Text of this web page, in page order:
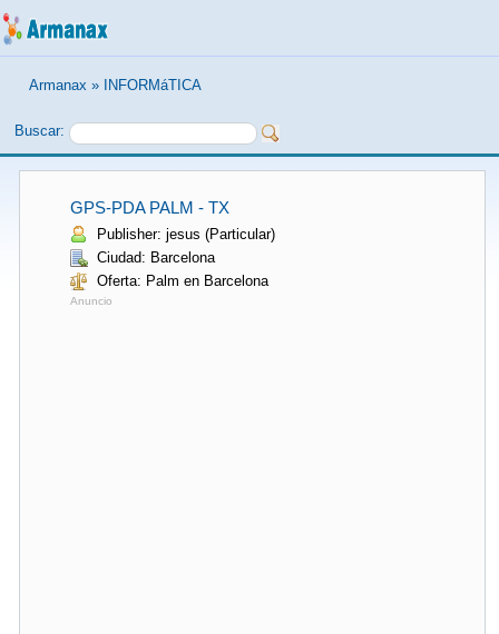
Armanax » INFORMáTICA
Buscar:
GPS-PDA PALM - TX
Publisher: jesus (Particular)
Ciudad: Barcelona
Oferta: Palm en Barcelona
Anuncio